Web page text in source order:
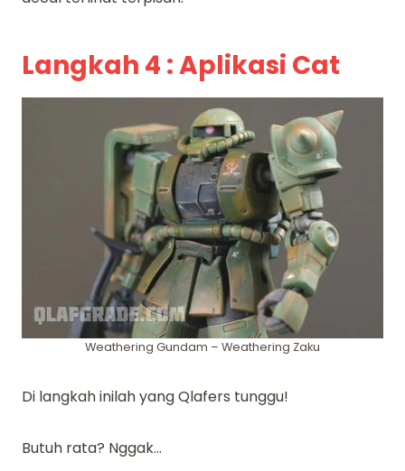
Langkah 4 : Aplikasi Cat
Weathering Gundam – Weathering Zaku
Di langkah inilah yang Qlafers tunggu!
Butuh rata? Nggak…